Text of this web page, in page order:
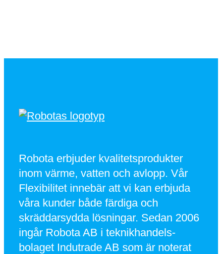
Robota erbjuder kvalitetsprodukter
inom värme, vatten och avlopp. Vår
Flexibilitet innebär att vi kan erbjuda
våra kunder både färdiga och
skräddarsydda lösningar. Sedan 2006
ingår Robota AB i teknikhandels-
bolaget Indutrade AB som är noterat